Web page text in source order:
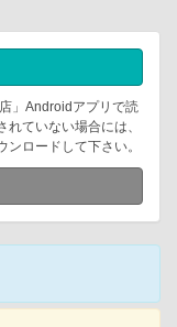
」Androidアプリで読
ていない場合には、
ロードして下さい。